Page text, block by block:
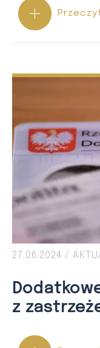
27.06.2024 /
z